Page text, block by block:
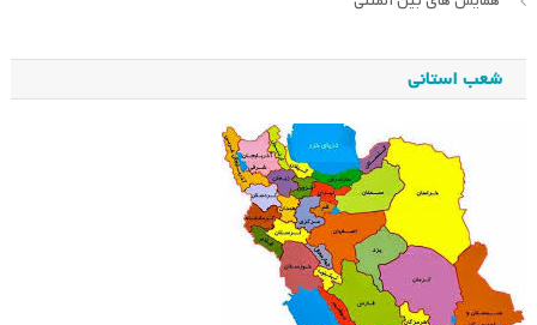
شعب استانی